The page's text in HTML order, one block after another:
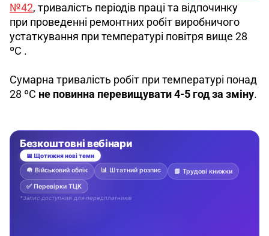
№42, тривалість періодів праці та відпочинку
при проведенні ремонтних робіт виробничого
устаткування при температурі повітря вище 28
ºС .
Сумарна тривалість робіт при температурі понад
28 ºС не повинна перевищувати 4-5 год за зміну.